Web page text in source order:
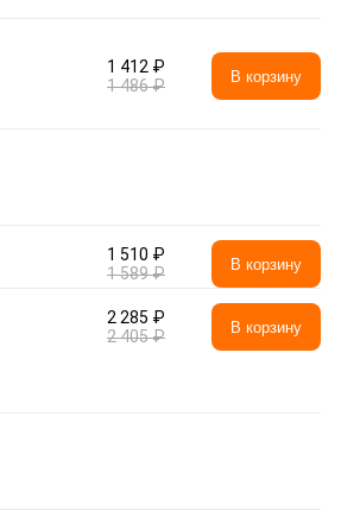
1 412 ₽
1 486 ₽
В корзину
1 510 ₽
1 589 ₽
В корзину
2 285 ₽
2 405 ₽
В корзину